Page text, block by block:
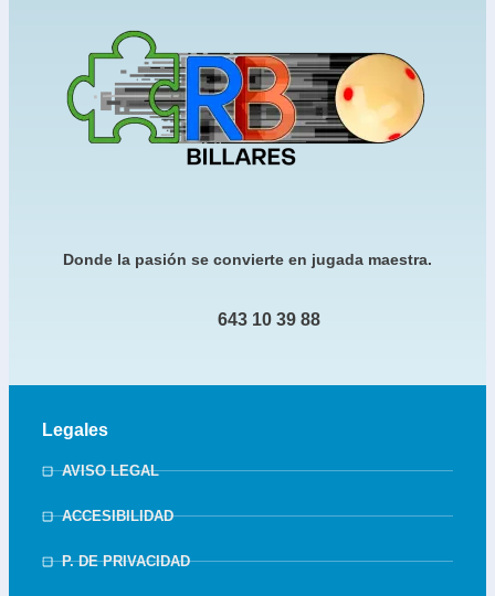
Donde la pasión se convierte en jugada maestra.
643 10 39 88
Legales
AVISO LEGAL
ACCESIBILIDAD
P. DE PRIVACIDAD